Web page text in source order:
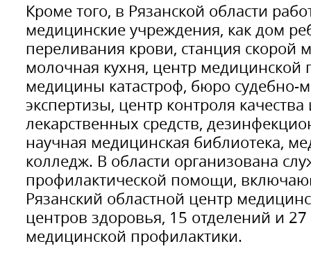
Кроме того, в Рязанской области
медицинские учреждения, как дом
переливания крови, станция
молочная кухня, центр медицинской
медицины катастроф, бюро судебно-
экспертизы, центр контроля
лекарственных средств,
научная медицинская библиотека,
колледж. В области организована
профилактической помощи,
Рязанский областной центр
центров здоровья, 15 отделений и
медицинской профилактики.